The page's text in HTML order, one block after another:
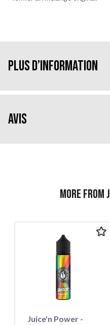
Plus d’information
Avis
More from
Juice'n Power -